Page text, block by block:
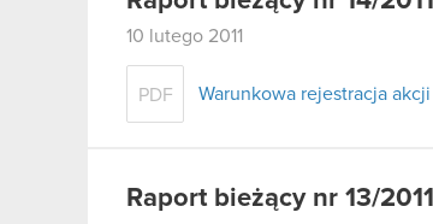
10 lutego 2011
PDF Warunkowa rejestracja
Raport bieżący nr 13/2011